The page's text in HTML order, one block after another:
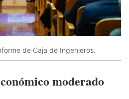
de Caja de Ingenieros.
moderado